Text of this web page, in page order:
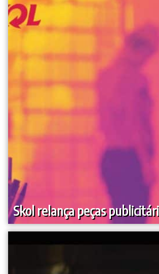
Skol relança peças